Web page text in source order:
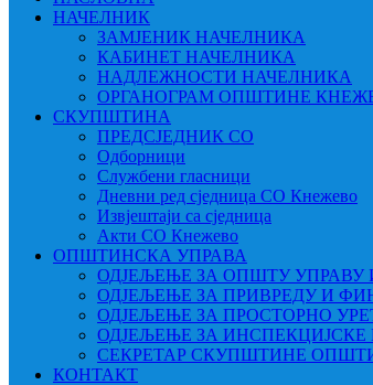
НАЧЕЛНИК
ЗАМЈЕНИК НАЧЕЛНИКА
КАБИНЕТ НАЧЕЛНИКА
НАДЛЕЖНОСТИ НАЧЕЛНИКА
ОРГАНОГРАМ ОПШТИНЕ
СКУПШТИНА
ПРЕДСЈЕДНИК СО
Одборници
Службени гласници
Дневни ред сједница СО Кнежево
Извјештаји са сједница
Акти СО Кнежево
ОПШТИНСКА УПРАВА
ОДЈЕЉЕЊЕ ЗА ОПШТУ УПРАВУ
ОДЈЕЉЕЊЕ ЗА ПРИВРЕДУ И
ОДЈЕЉЕЊЕ ЗА ПРОСТОРНО
ОДЈЕЉЕЊЕ ЗА
СЕКРЕТАР СКУПШТИНЕ
КОНТАКТ